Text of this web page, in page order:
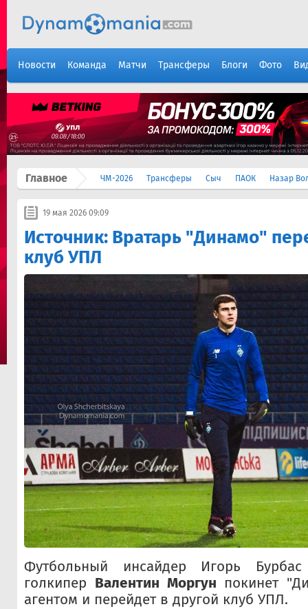
Новости Команда Матчи Трансферы Блоги Фото
Главное ЧМ-2026 Трансферы Сыч ПАОК Назар
19 мая 2026 09:09
Источник: Вратарь "Динамо"
клуб УПЛ
Футбольный инсайдер Игорь Бурбас
голкипер Валентин Моргун покинет
агентом и перейдет в другой клуб УПЛ.